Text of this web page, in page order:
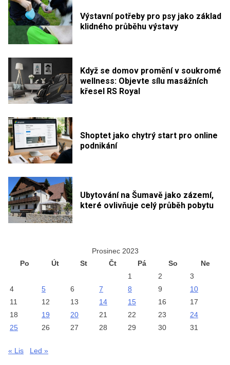
Výstavní potřeby pro psy jako základ
klidného průběhu výstavy
Když se domov promění v soukromé
wellness: Objevte sílu masážních
křesel RS Royal
Shoptet jako chytrý start pro online
podnikání
Ubytování na Šumavě jako zázemí,
které ovlivňuje celý průběh pobytu
Prosinec 2023
Po
Út St Čt Pá So
Ne
1
2
3
4
5 6 7 8 9
10
11
12 13 14 15 16
17
18
19 20 21 22 23
24
25
26 27 28 29 30 31
« Lis Led »